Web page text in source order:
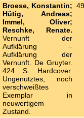
Broese, Konstantin;
Hütig, Andreas;
Immel, Oliver;
Reschke, Renate.
Vernunft der
Aufklärung –
Aufklärung der
Vernunft. De Gruyter.
424 S. Hardcover.
Ungenutztes, noch
verschweißtes
Exemplar in
neuwertigem
Zustand.